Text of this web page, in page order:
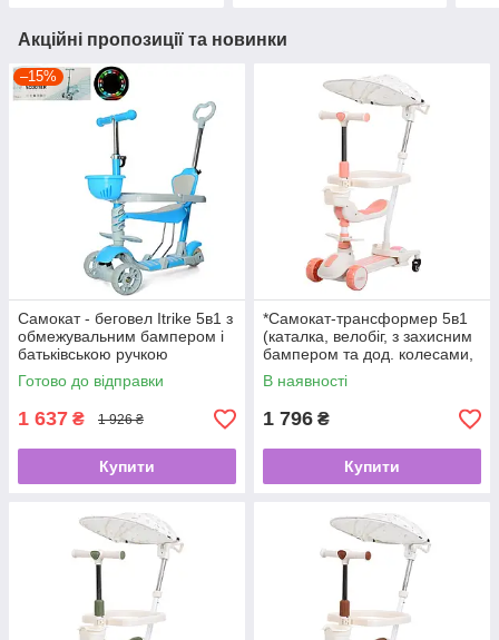
Акційні пропозиції та новинки
–15%
Самокат - беговел Itrike 5в1 з
обмежувальним бампером і
батьківською ручкою
БЛАКИТНИЙ арт. 3-027-2
Готово до відправки
1 637 ₴ 1 926 ₴
Купити
*Самокат-трансформер 5в1
(каталка, велобіг, з захисним
бампером та дод. колесами,
музика, підсвічування) арт.
JR3-167-5BC-P
В наявності
1 796 ₴
Купити